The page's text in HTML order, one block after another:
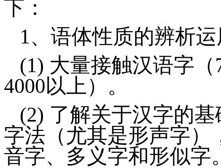
下：
1、 语体性质的辨析
(1) 大量接触汉语字（
4000以上）。
(2) 了解关于汉字的
字法（尤其是形声字）
音字、多义字和形似字